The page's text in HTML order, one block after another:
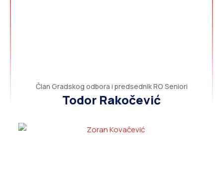
Član Gradskog odbora i predsednik RO Seniori
Todor Rakočević